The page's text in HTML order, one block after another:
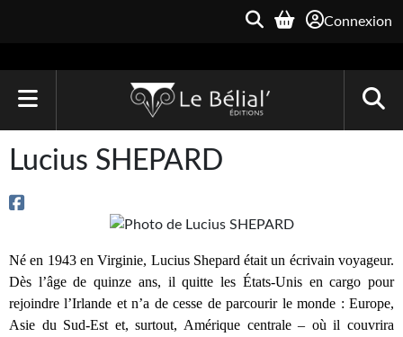
Connexion
ACCUEIL
Une Heure-Lumière
Archive du Futur
Lucius SHEPARD
Né en 1943 en Virginie, Lucius Shepard était un écrivain voyageur.
Dès l’âge de quinze ans, il quitte les États-Unis en cargo pour
rejoindre l’Irlande et n’a de cesse de parcourir le monde : Europe,
Asie du Sud-Est et, surtout, Amérique centrale – où il couvrira